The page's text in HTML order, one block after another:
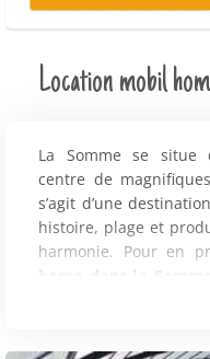
Location mobil
La Somme se situe
centre de
s’agit d’une
histoire, plage et
harmonie. Pour en
judicieux. Une fois
L’observation de la